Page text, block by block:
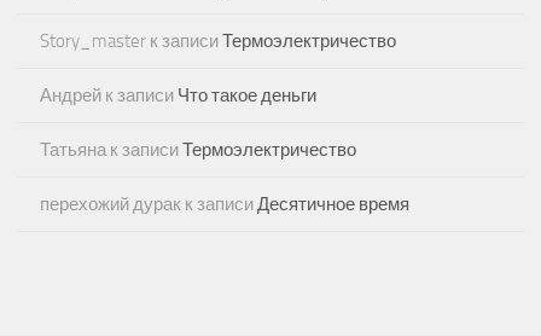
Story_master к записиТермоэлектричество
Андрей к записи Что такое деньги
Татьянак записиТермоэлектричество
перехожий дурак к записиДесятичное время